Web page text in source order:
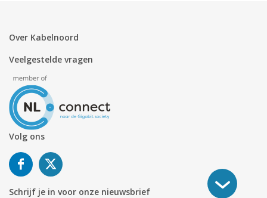
Over Kabelnoord
Veelgestelde vragen
Volg ons
Schrijf je in voor onze nieuwsbrief